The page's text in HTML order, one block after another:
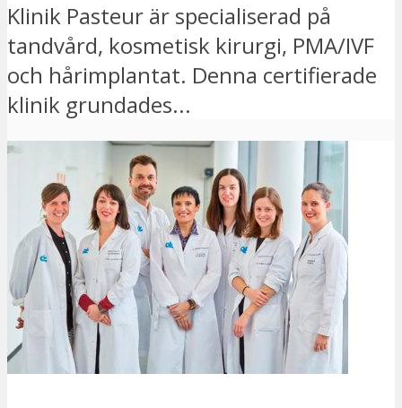
Klinik Pasteur är specialiserad på
tandvård, kosmetisk kirurgi, PMA/IVF
och hårimplantat. Denna certifierade
klinik grundades...